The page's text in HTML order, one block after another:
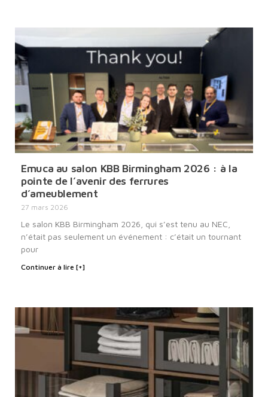
Emuca au salon KBB Birmingham 2026 : à la
pointe de l’avenir des ferrures
d’ameublement
27 mars 2026
Le salon KBB Birmingham 2026, qui s’est tenu au NEC,
n’était pas seulement un événement : c’était un tournant
pour
Continuer à lire [+]